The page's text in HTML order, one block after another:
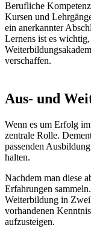
Berufliche
Kursen und
ein anerkannter
Lernens ist es
verschaffen.
Aus- und
Wenn es um Erfolg
zentrale Rolle.
passenden
halten.
Nachdem man diese
Erfahrungen
Weiterbildung in
vorhandenen
aufzusteigen.